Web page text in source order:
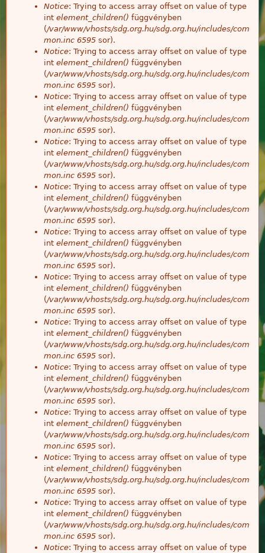
Notice: Trying to access array offset on value of type
int element_children() függvényben
(/var/www/vhosts/sdg.org.hu/sdg.org.hu/includes/com
mon.inc 6595 sor).
Notice: Trying to access array offset on value of type
int element_children() függvényben
(/var/www/vhosts/sdg.org.hu/sdg.org.hu/includes/com
mon.inc 6595 sor).
Notice: Trying to access array offset on value of type
int element_children() függvényben
(/var/www/vhosts/sdg.org.hu/sdg.org.hu/includes/com
mon.inc 6595 sor).
Notice: Trying to access array offset on value of type
int element_children() függvényben
(/var/www/vhosts/sdg.org.hu/sdg.org.hu/includes/com
mon.inc 6595 sor).
Notice: Trying to access array offset on value of type
int element_children() függvényben
(/var/www/vhosts/sdg.org.hu/sdg.org.hu/includes/com
mon.inc 6595 sor).
Notice: Trying to access array offset on value of type
int element_children() függvényben
(/var/www/vhosts/sdg.org.hu/sdg.org.hu/includes/com
mon.inc 6595 sor).
Notice: Trying to access array offset on value of type
int element_children() függvényben
(/var/www/vhosts/sdg.org.hu/sdg.org.hu/includes/com
mon.inc 6595 sor).
Notice: Trying to access array offset on value of type
int element_children() függvényben
(/var/www/vhosts/sdg.org.hu/sdg.org.hu/includes/com
mon.inc 6595 sor).
Notice: Trying to access array offset on value of type
int element_children() függvényben
(/var/www/vhosts/sdg.org.hu/sdg.org.hu/includes/com
mon.inc 6595 sor).
Notice: Trying to access array offset on value of type
int element_children() függvényben
(/var/www/vhosts/sdg.org.hu/sdg.org.hu/includes/com
mon.inc 6595 sor).
Notice: Trying to access array offset on value of type
int element_children() függvényben
(/var/www/vhosts/sdg.org.hu/sdg.org.hu/includes/com
mon.inc 6595 sor).
Notice: Trying to access array offset on value of type
int element_children() függvényben
(/var/www/vhosts/sdg.org.hu/sdg.org.hu/includes/com
mon.inc 6595 sor).
Notice: Trying to access array offset on value of type